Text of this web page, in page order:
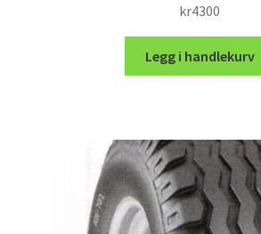
kr4300
Legg i handlekurv